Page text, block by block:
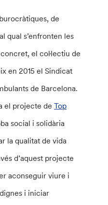
de
qual s’enfronten les
el col·lectiu de
en 2015 el Sindicat
de Barcelona.
el projecte deTop
social i solidària
la qualitat de vida
d’aquest projecte
aconseguir viure i
i iniciar